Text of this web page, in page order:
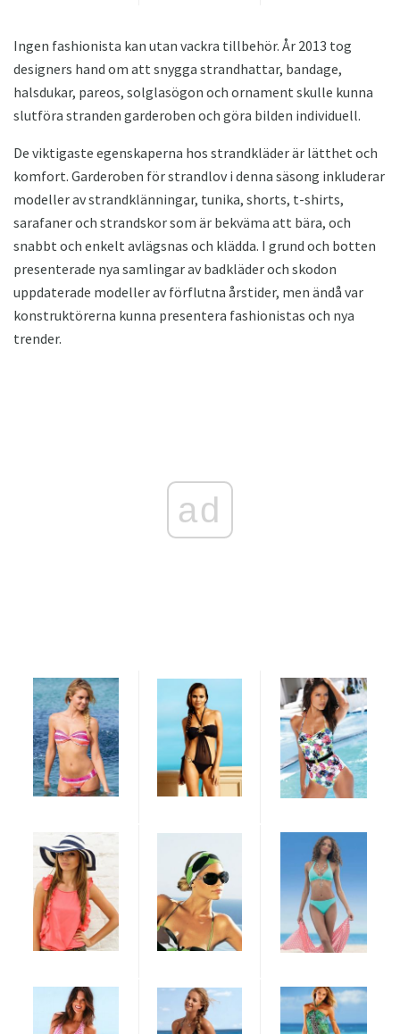
Ingen fashionista kan utan vackra tillbehör. År 2013 tog
designers hand om att snygga strandhattar, bandage,
halsdukar, pareos, solglasögon och ornament skulle kunna
slutföra stranden garderoben och göra bilden individuell.
De viktigaste egenskaperna hos strandkläder är lätthet och
komfort. Garderoben för strandlov i denna säsong inkluderar
modeller av strandklänningar, tunika, shorts, t-shirts,
sarafaner och strandskor som är bekväma att bära, och
snabbt och enkelt avlägsnas och klädda. I grund och botten
presenterade nya samlingar av badkläder och skodon
uppdaterade modeller av förflutna årstider, men ändå var
konstruktörerna kunna presentera fashionistas och nya
trender.
ad